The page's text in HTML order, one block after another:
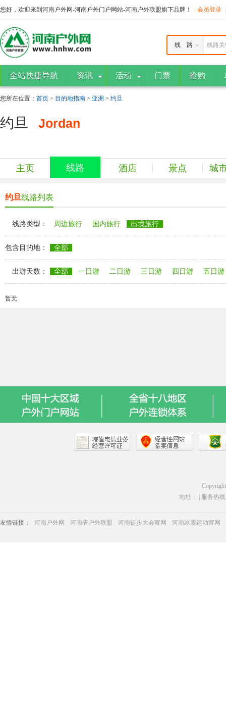
您好，欢迎来到河南户外网-河南户外门户网站-河南户外联盟旗下品牌！ 会员登录
线路
线 路
全站快捷导航 资讯 活动 门票 抢购
您所在位置： 首页 > 目的地指南 > 亚洲 > 约旦
约旦 Jordan
主页 线路 酒店 景点 城
约旦线路列表
线路类型： 周边旅行 国内旅行 出境旅行
包含目的地： 全部
出游天数： 全部 一日游 二日游 三日游 四日游 五日游
暂无
地址： | 服务热线
友情链接： 河南户外网 河南省户外联盟 河南徒步大会官网 河南冰雪运动官网